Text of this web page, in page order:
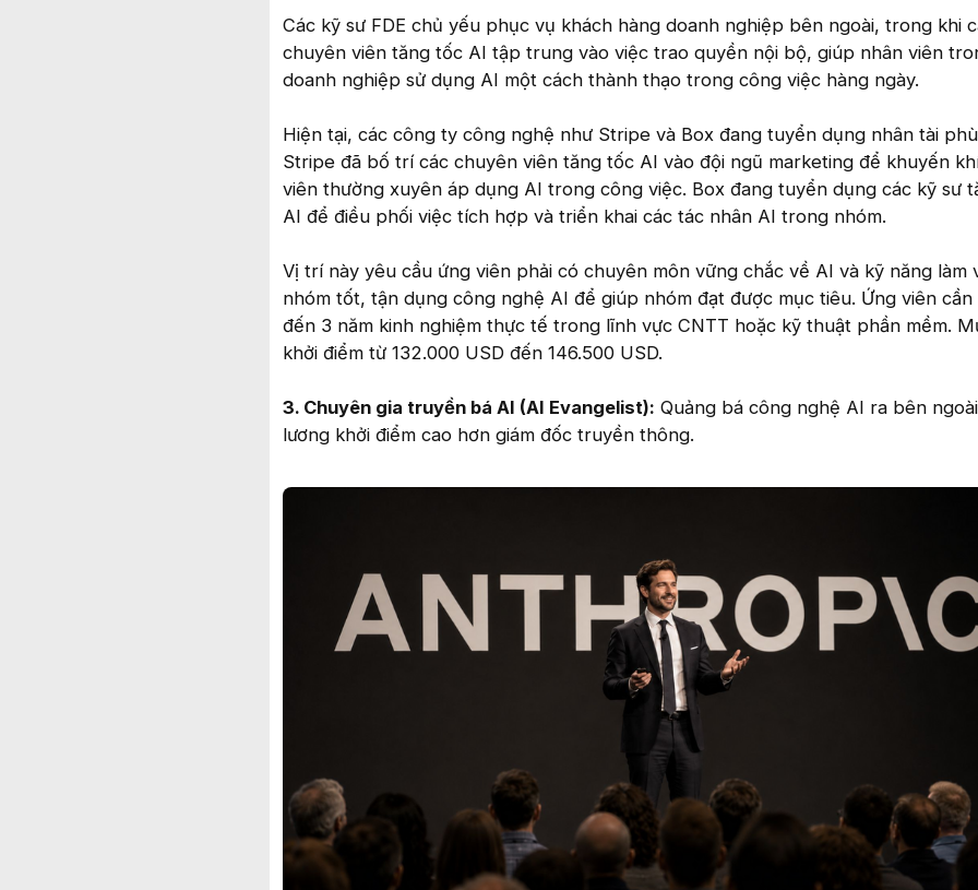
Các kỹ sư FDE chủ yếu phục vụ khách hàng doanh nghiệp bên ngoài, trong khi
chuyên viên tăng tốc AI tập trung vào việc trao quyền nội bộ, giúp nhân viên
doanh nghiệp sử dụng AI một cách thành thạo trong công việc hàng ngày.
Hiện tại, các công ty công nghệ như Stripe và Box đang tuyển dụng nhân tài
Stripe đã bố trí các chuyên viên tăng tốc AI vào đội ngũ marketing để khuyến
viên thường xuyên áp dụng AI trong công việc. Box đang tuyển dụng các kỹ sư
AI để điều phối việc tích hợp và triển khai các tác nhân AI trong nhóm.
Vị trí này yêu cầu ứng viên phải có chuyên môn vững chắc về AI và kỹ năng làm
nhóm tốt, tận dụng công nghệ AI để giúp nhóm đạt được mục tiêu. Ứng viên
đến 3 năm kinh nghiệm thực tế trong lĩnh vực CNTT hoặc kỹ thuật phần mềm.
khởi điểm từ 132.000 USD đến 146.500 USD.
3. Chuyên gia truyền bá AI (AI Evangelist): Quảng bá công nghệ AI ra bên
lương khởi điểm cao hơn giám đốc truyền thông.